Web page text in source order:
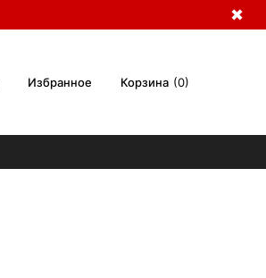
✖
Избранное Корзина 0